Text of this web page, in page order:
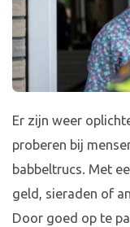
Er zijn weer
proberen bij
babbeltrucs. Met
geld, sieraden of
Door goed op te